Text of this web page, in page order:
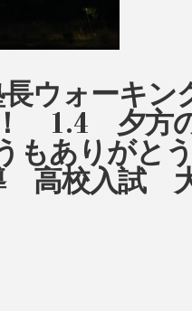
ウォーキン
1.4 夕方
ありがと
高校入試